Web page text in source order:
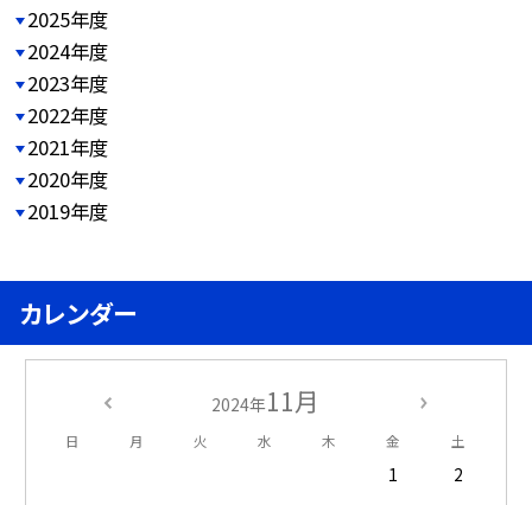
2025年度
2024年度
2023年度
2022年度
2021年度
2020年度
2019年度
カレンダー
2024年11月
日 月 火 水 木 金 土
1
2